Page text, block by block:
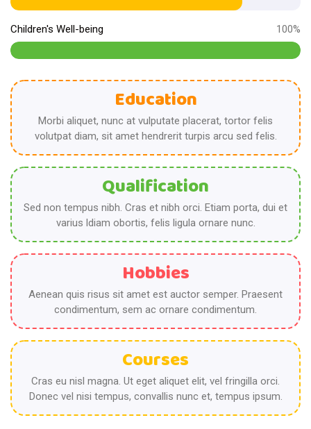
Children's Well-being 100%
Education
Morbi aliquet, nunc at vulputate placerat, tortor felis
volutpat diam, sit amet hendrerit turpis arcu sed felis.
Qualification
Sed non tempus nibh. Cras et nibh orci. Etiam porta, dui et
varius ldiam obortis, felis ligula ornare nunc.
Hobbies
Aenean quis risus sit amet est auctor semper. Praesent
condimentum, sem ac ornare condimentum.
Courses
Cras eu nisl magna. Ut eget aliquet elit, vel fringilla orci.
Donec vel nisi tempus, convallis nunc et, tempus ipsum.